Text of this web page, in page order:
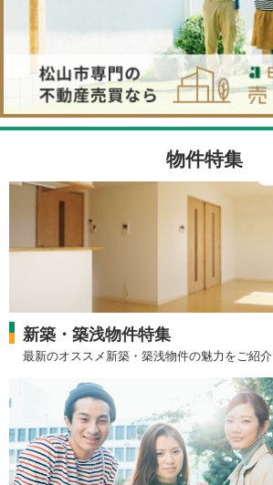
物件特集
新築・築浅物件特集
最新のオススメ新築・築浅物件の魅力をご紹介